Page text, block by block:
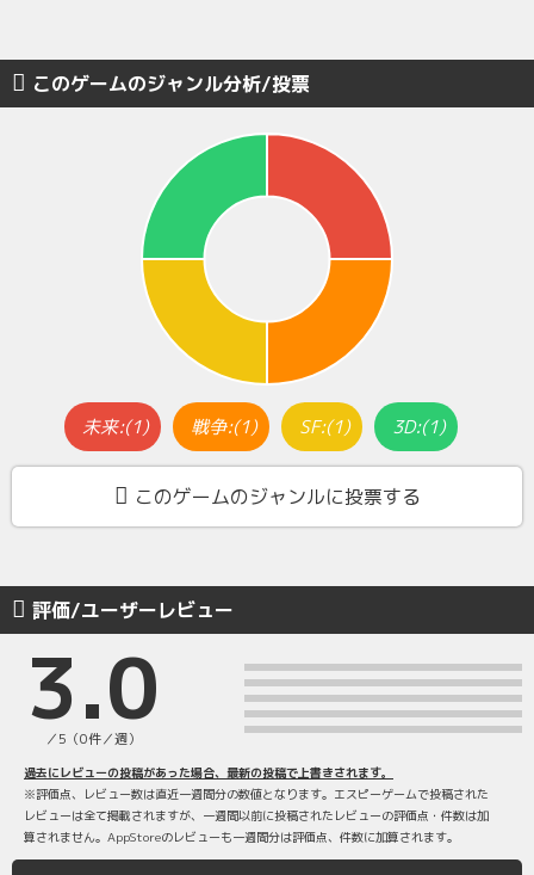
このゲームのジャンル分析/投票
未来:(1) 戦争:(1) SF:(1) 3D:(1)
このゲームのジャンルに投票する
評価/ユーザーレビュー
3.0
／5（0件／週）
過去にレビューの投稿があった場合、最新の投稿で上書きされます。
※評価点、レビュー数は直近一週間分の数値となります。エスピーゲームで投稿された
レビューは全て掲載されますが、一週間以前に投稿されたレビューの評価点・件数は加
算されません。AppStoreのレビューも一週間分は評価点、件数に加算されます。